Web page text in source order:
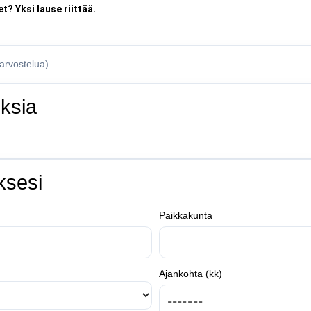
Yksi lause riittää.
Paikkakunta
Ajankohta (kk)